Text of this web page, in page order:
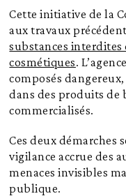
Cette initiative de la
aux travaux
substances interdites
cosmétiques.
composés
dans des produits de
commercialisés.
Ces deux démarches
vigilance accrue des
menaces invisibles
publique.